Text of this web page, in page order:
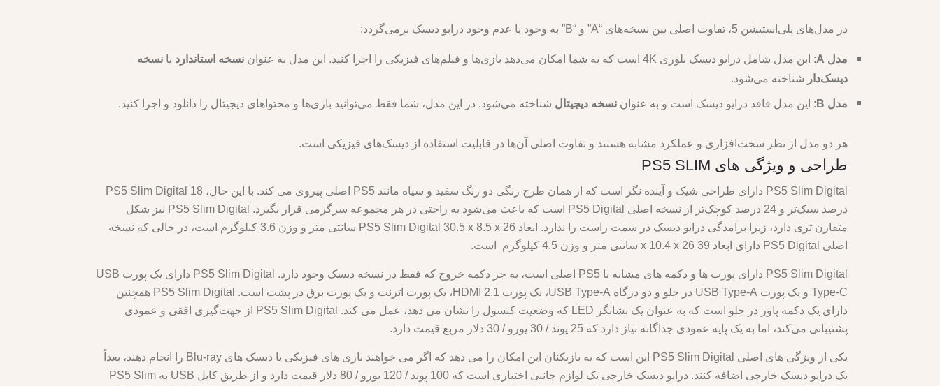
در مدل‌های پلی‌استیشن 5، تفاوت اصلی بین نسخه‌های “A” و “B” به وجود یا عدم وجود درایو دیسک برمی‌گردد:
مدل A : این مدل شامل درایو دیسک بلوری 4K است که به شما امکان می‌دهد بازی‌ها و فیلم‌های فیزیکی را اجرا کنید. این مدل به عنوان نسخه استاندارد یا نسخه
دیسک‌دار شناخته می‌شود.
مدل B : این مدل فاقد درایو دیسک است و به عنوان نسخه دیجیتال شناخته می‌شود. در این مدل، شما فقط می‌توانید بازی‌ها و محتواهای دیجیتال را دانلود و اجرا کنید.
هر دو مدل از نظر سخت‌افزاری و عملکرد مشابه هستند و تفاوت اصلی آن‌ها در قابلیت استفاده از دیسک‌های فیزیکی است.
طراحی و ویژگی های PS5 SLIM
PS5 Slim Digital دارای طراحی شیک و آینده نگر است که از همان طرح رنگی دو رنگ سفید و سیاه مانند PS5 اصلی پیروی می کند. با این حال، PS5 Slim Digital 18
درصد سبک‌تر و 24 درصد کوچک‌تر از نسخه اصلی PS5 Digital است که باعث می‌شود به راحتی در هر مجموعه سرگرمی قرار بگیرد. PS5 Slim Digital نیز شکل
متقارن تری دارد، زیرا برآمدگی درایو دیسک در سمت راست را ندارد. ابعاد PS5 Slim Digital 30.5 x 8.5 x 26 سانتی متر و وزن 3.6 کیلوگرم است، در حالی که نسخه
اصلی PS5 Digital دارای ابعاد 39 x 10.4 x 26 سانتی متر و وزن 4.5 کیلوگرم است.
PS5 Slim Digital دارای پورت ها و دکمه های مشابه با PS5 اصلی است، به جز دکمه خروج که فقط در نسخه دیسک وجود دارد. PS5 Slim Digital دارای یک پورت USB
Type-C و یک پورت USB Type-A در جلو و دو درگاه USB Type-A، یک پورت HDMI 2.1، یک پورت اترنت و یک پورت برق در پشت است. PS5 Slim Digital همچنین
دارای یک دکمه پاور در جلو است که به عنوان یک نشانگر LED که وضعیت کنسول را نشان می دهد، عمل می کند. PS5 Slim Digital از جهت‌گیری افقی و عمودی
پشتیبانی می‌کند، اما به یک پایه عمودی جداگانه نیاز دارد که 25 پوند / 30 یورو / 30 دلار مربع قیمت دارد.
یکی از ویژگی های اصلی PS5 Slim Digital این است که به بازیکنان این امکان را می دهد که اگر می خواهند بازی های فیزیکی یا دیسک های Blu-ray را انجام دهند، بعداً
یک درایو دیسک خارجی اضافه کنند. درایو دیسک خارجی یک لوازم جانبی اختیاری است که 100 پوند / 120 یورو / 80 دلار قیمت دارد و از طریق کابل USB به PS5 Slim